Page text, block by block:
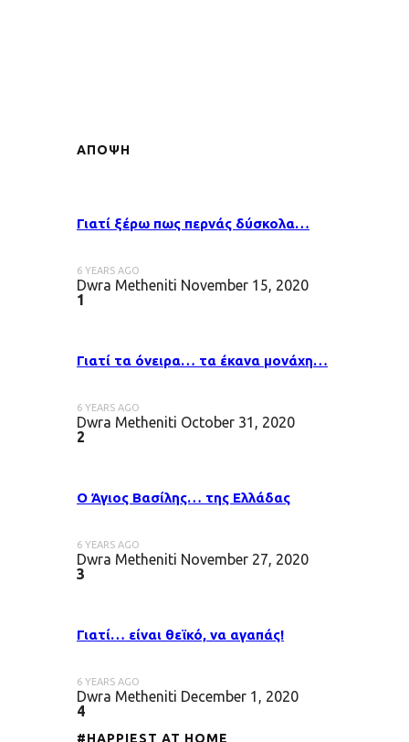
ΑΠΟΨΗ
Γιατί ξέρω πως περνάς δύσκολα…
6 YEARS AGO
Dwra Metheniti November 15, 2020
1
Γιατί τα όνειρα… τα έκανα μονάχη…
6 YEARS AGO
Dwra Metheniti October 31, 2020
2
Ο Άγιος Βασίλης… της Ελλάδας
6 YEARS AGO
Dwra Metheniti November 27, 2020
3
Γιατί… είναι θεϊκό, να αγαπάς!
6 YEARS AGO
Dwra Metheniti December 1, 2020
4
#HAPPIEST AT HOME